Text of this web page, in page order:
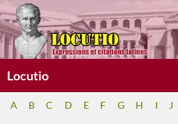
Aller
au
contenu
Locutio
A B C D E F G H I J